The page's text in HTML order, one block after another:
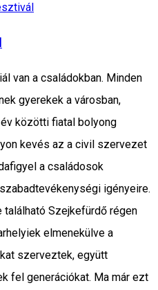
van a családokban. Minden
gyerekek a városban,
közötti fiatal bolyong
kevés az a civil szervezet
a családosok
igényeire.
Szejkefürdő régen
elmenekülve a
szerveztek, együtt
fel generációkat. Ma már ezt